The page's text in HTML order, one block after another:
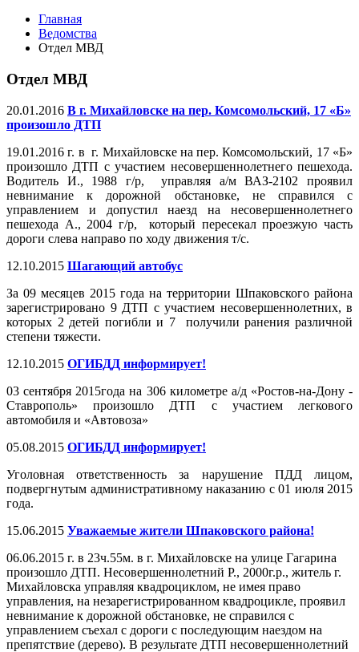
Главная
Ведомства
Отдел МВД
Отдел МВД
20.01.2016 В г. Михайловске на пер. Комсомольский, 17 «Б»
произошло ДТП
19.01.2016 г. в г. Михайловске на пер. Комсомольский, 17 «Б»
произошло ДТП с участием несовершеннолетнего пешехода.
Водитель И., 1988 г/р, управляя а/м ВАЗ-2102 проявил
невнимание к дорожной обстановке, не справился с
управлением и допустил наезд на несовершеннолетнего
пешехода А., 2004 г/р, который пересекал проезжую часть
дороги слева направо по ходу движения т/с.
12.10.2015 Шагающий автобус
За 09 месяцев 2015 года на территории Шпаковского района
зарегистрировано 9 ДТП с участием несовершеннолетних, в
которых 2 детей погибли и 7 получили ранения различной
степени тяжести.
12.10.2015 ОГИБДД информирует!
03 сентября 2015года на 306 километре а/д «Ростов-на-Дону -
Ставрополь» произошло ДТП с участием легкового
автомобиля и «Автовоза»
05.08.2015 ОГИБДД информирует!
Уголовная ответственность за нарушение ПДД лицом,
подвергнутым административному наказанию с 01 июля 2015
года.
15.06.2015 Уважаемые жители Шпаковского района!
06.06.2015 г. в 23ч.55м. в г. Михайловске на улице Гагарина
произошло ДТП. Несовершеннолетний Р., 2000г.р., житель г.
Михайловска управляя квадроциклом, не имея право
управления, на незарегистрированном квадроцикле, проявил
невнимание к дорожной обстановке, не справился с
управлением съехал с дороги с последующим наездом на
препятствие (дерево). В результате ДТП несовершеннолетний